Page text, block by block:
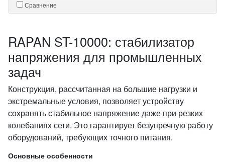
Сравнение
RAPAN ST-10000: стабилизатор
напряжения для промышленных
задач
Конструкция, рассчитанная на большие нагрузки и
экстремальные условия, позволяет устройству
сохранять стабильное напряжение даже при резких
колебаниях сети. Это гарантирует безупречную работу
оборудований, требующих точного питания.
Основные особенности